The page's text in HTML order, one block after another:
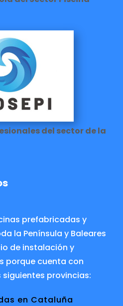
del sector de la
prefabricadas y
la Península y Baleares
de instalación y
porque cuenta con
provincias:
en Cataluña